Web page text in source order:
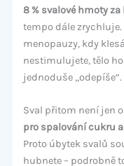
8 % svalové hmoty
tempo dále
menopauzy, kdy
nestimulujete, tělo
jednoduše „odepíše“.
Sval přitom není jen
pro spalování cukru
Proto úbytek svalů
hubnete – podrobně